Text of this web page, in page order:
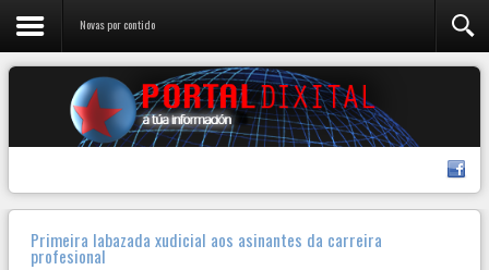
Novas por contido
Primeira labazada xudicial aos asinantes da carreira
profesional